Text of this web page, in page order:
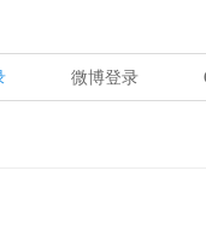
微博登录